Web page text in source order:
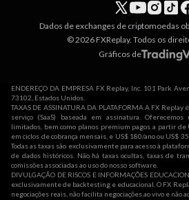
Dados de exchanges de criptomoedas
© 2026 FXReplay. Todos os
Gráficos de
ENDEREÇO DA EMPRESA FX Replay, Inc. 101 Park
73102, Estados Unidos.
TAXAS DE ASSINATURA DA PLATAFORMA A FX
serviço (SaaS) baseada em assinatura.
limitados, bem como planos premium pagos a partir
em ciclos de cobrança mensais, e US$ 180/ano ou US$
Todas as taxas são exclusivamente para acesso à
de dados históricos. Não há taxas ocultas, taxas de
comissões associadas ao uso do nosso software.
DIVULGAÇÃO DE RISCOS E INFORMAÇÕES
exclusivamente de backtesting e educacional. O FX
negociações reais, não facilita negociações ao vivo e